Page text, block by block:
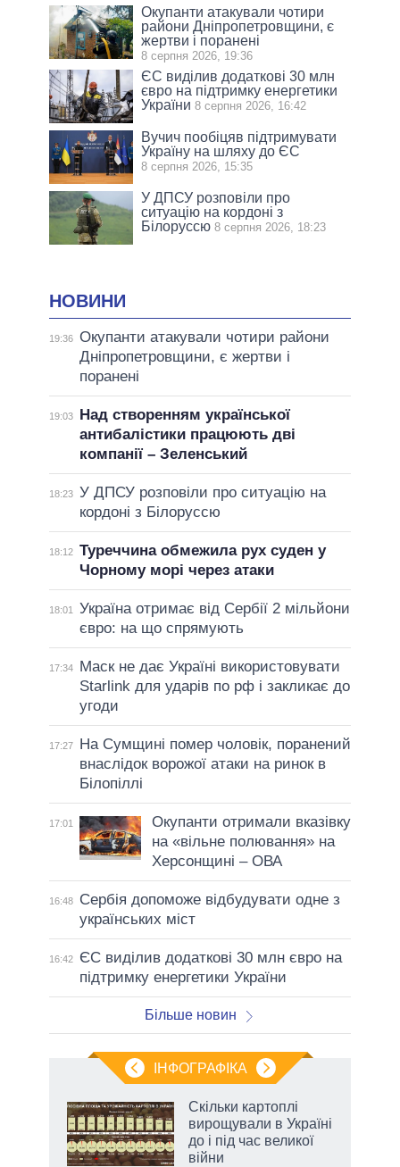
Окупанти атакували чотири
райони Дніпропетровщини, є
жертви і поранені
8 серпня 2026, 19:36
ЄС виділив додаткові 30 млн
євро на підтримку енергетики
України 8 серпня 2026, 16:42
Вучич пообіцяв підтримувати
Україну на шляху до ЄС
8 серпня 2026, 15:35
У ДПСУ розповіли про
ситуацію на кордоні з
Білоруссю 8 серпня 2026, 18:23
НОВИНИ
19:36 Окупанти атакували чотири райони
Дніпропетровщини, є жертви і
поранені
19:03
Над створенням української
антибалістики працюють дві
компанії – Зеленський
18:23 У ДПСУ розповіли про ситуацію на
кордоні з Білоруссю
18:12 Туреччина обмежила рух суден у
Чорному морі через атаки
18:01
Україна отримає від Сербії 2 мільйони
євро: на що спрямують
17:34
Маск не дає Україні використовувати
Starlink для ударів по рф і закликає до
угоди
17:27
На Сумщині помер чоловік, поранений
внаслідок ворожої атаки на ринок в
Білопіллі
17:01
Окупанти отримали вказівку
на «вільне полювання» на
Херсонщині – ОВА
16:48
Сербія допоможе відбудувати одне з
українських міст
16:42
ЄС виділив додаткові 30 млн євро на
підтримку енергетики України
Більше новин
ІНФОГРАФІКА
Скільки картоплі
вирощували в Україні
до і під час великої
війни